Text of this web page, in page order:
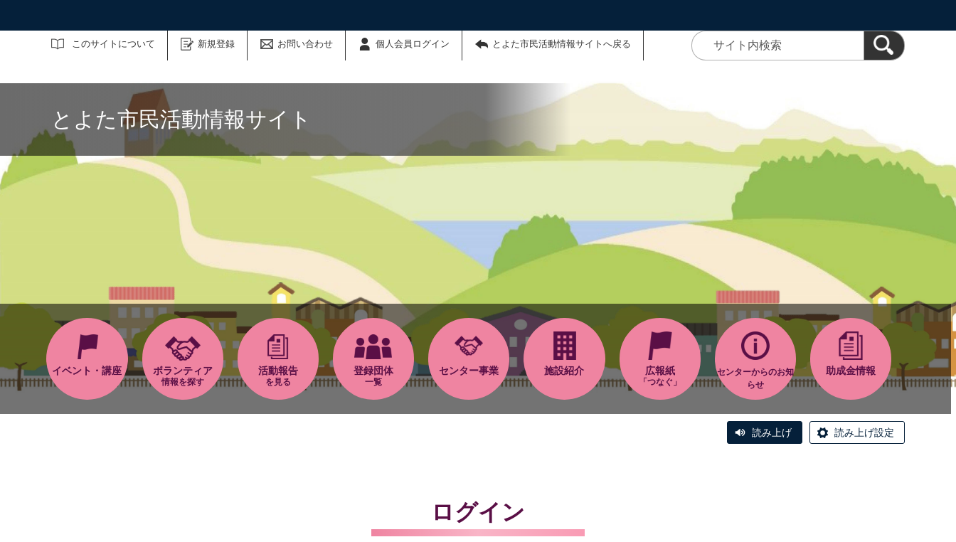
このサイトについて 新規登録 お問い合わせ 個人会員ログイン とよた市民活動情報サイトへ戻る
サイト内検索
とよた市民活動情報サイト
イベント・講座 ボランティア
情報を探す
活動報告
を見る
登録団体
一覧
センター事業 施設紹介 広報紙
「つなぐ」
センターからのお知
らせ
助成金情報
読み上げ 読み上げ設定
ログイン